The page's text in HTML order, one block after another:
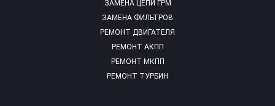
ЗАМЕНА ЦЕПИ ГРМ
ЗАМЕНА ФИЛЬТРОВ
РЕМОНТ ДВИГАТЕЛЯ
РЕМОНТ АКПП
РЕМОНТ МКПП
РЕМОНТ ТУРБИН